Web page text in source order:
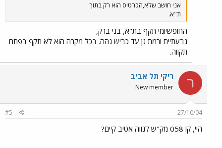
אני חושב שלא,הכרטיס הוא רק בתוך
ת"א.
החופשיומי תקף בת"א, בני ברק,
גבעתיים ורמת גן עד כביש גהה. בכל מקרה הוא לא תקף בפתח
תקווה.
ר ריקי תל אביב
New member
27/10/04
#5
היי, קו 058 מק"ש לנווה אטיב קיים?